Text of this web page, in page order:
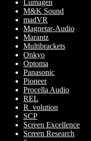
Lumagen
M&K Sound
madVR
Magnetar-Audio
Marantz
Multibrackets
Onkyo
Optoma
Panasonic
Pioneer
Procella Audio
REL
R_volution
SCP
Screen Excellence
Screen Research